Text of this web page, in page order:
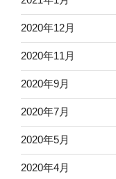
2020年12月
2020年11月
2020年9月
2020年7月
2020年5月
2020年4月